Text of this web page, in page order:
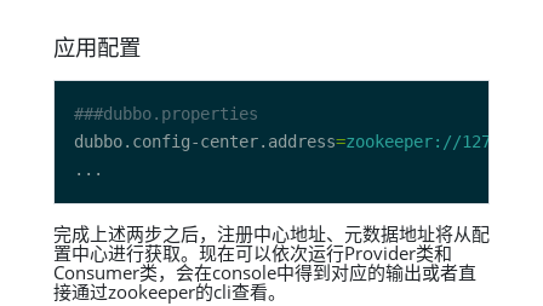
应用配置
###dubbo.properties
dubbo.config-center.address=zookeeper://
完成上述两步之后，注册中心地址、元数据地址将从配
置中心进行获取。现在可以依次运行Provider类和
Consumer类，会在console中得到对应的输出或者直
接通过zookeeper的cli查看。